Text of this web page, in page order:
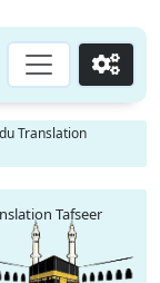
Go
Translation
Tafseer